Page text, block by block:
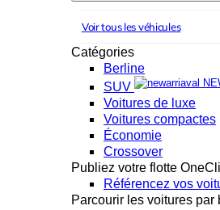
Voir tous les véhicules
Catégories
Berline
SUV
Voitures de luxe
Voitures compactes
Économie
Crossover
Publiez votre flotte
Référencez vos
Parcourir les voitures par